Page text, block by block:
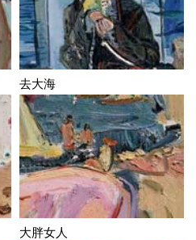
去大海
大胖女人